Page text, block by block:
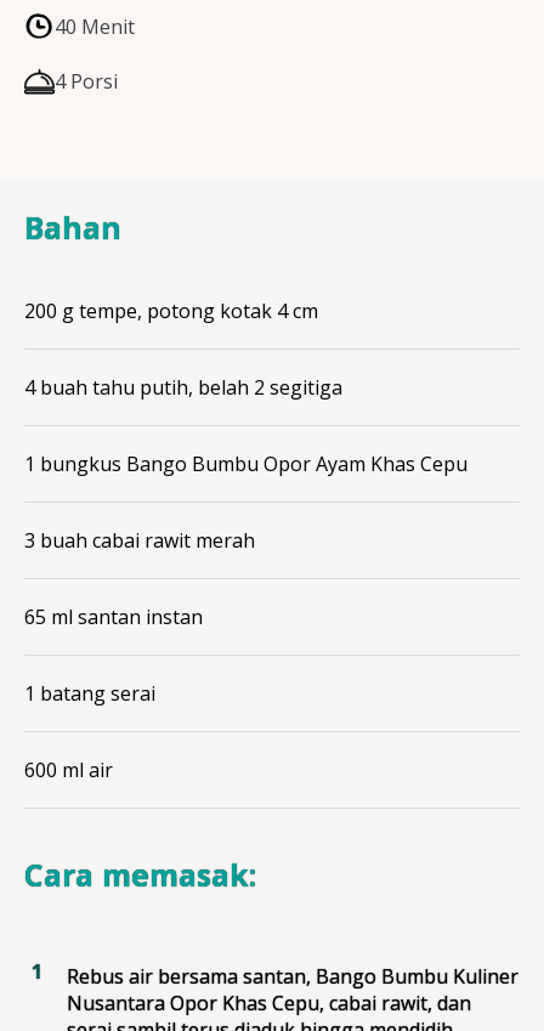
40 Menit
4 Porsi
Bahan
200 g tempe, potong kotak 4 cm
4 buah tahu putih, belah 2 segitiga
1 bungkus Bango Bumbu Opor Ayam Khas Cepu
3 buah cabai rawit merah
65 ml santan instan
1 batang serai
600 ml air
Cara memasak:
Rebus air bersama santan, Bango Bumbu Kuliner
Nusantara Opor Khas Cepu, cabai rawit, dan